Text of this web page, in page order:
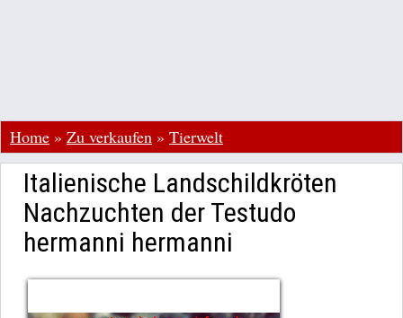
Home » Zu verkaufen » Tierwelt
Italienische Landschildkröten
Nachzuchten der Testudo
hermanni hermanni